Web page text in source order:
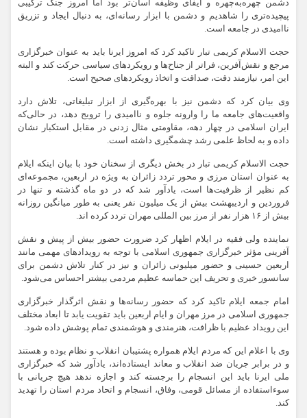
دشمن چهره‌به‌چهره و ایفای وظیفه آسان‌تر بود اما امروز جنگ ترکیبی
پیچیده‌تری را شاهدیم و دشمن با ابزار رسانه‌ای، به دنبال ایجاد و تزریق
ناامیدی در جامعه است.
حجت الاسلام کریمی تبار تاکید کرد که امروز ایرنا باید به عنوان خبرگزاری
مرجع و نقش‌آفرین، فراتر از جناح‌ها و رویکردهای سیاسی حرکت کند و البته
این امر، نیازمند دقت، صداقت و اتخاذ رویکردهای صحیح است.
وی بیان کرد که دشمن نیز با بهره‌گیری از ابزار تبلیغاتی، تلاش دارد
واقعیت‌های جامعه ما را وارونه جلوه و ناامیدی را ترویج دهد، در حالی‌که
ایران اسلامی در چهار دهه، مقاومتی مثال زدنی در مقابل استکبار نشان
داده و به لحاظ علمی رشد چشمگیری داشته است.
حجت الاسلام کریمی تبار در بخش دیگری از سخنان خود با بیان اینکه ایلام
به عنوان استان مرزی و محور تردد زائران به ویژه در اربعین، مجموعه‌ای
کم نظیر از ظرفیت‌ها است، یادآور شد که در دو ماه گذشته و تنها در
فروردین و اردیبهشت بیش از یک میلیون نفر یعنی به طور میانگین روزانه
بیش از ۱۶ هزار نفر از مرز بین المللی مهران تردد کرده اند.
نماینده ولی فقیه در ایلام اظهار کرد ضرورت حضور بیش از پیش و نقش
آفرینی مؤثر خبرگزاری جمهوری اسلامی با توجه به رویدادهای مهمی مانند
اربعین حسینی و حضور میلیونی زائران و نیز در کنار تلاش دشمن برای
سانسور خبری و تحریف این حماسه عظیم مردمی بیشتر احساس می‌شود.
امام جمعه ایلام تاکید کرد که حضور رسانه‌ها و نقش اثرگذار خبرگزاری
جمهوری اسلامی در مرز مهران و ایام اربعین باید تقویت یابد تا ابعاد مختلف
این رویداد عظیم با ظرافت، هنرمندی و هوشمندی تمام پوشش داده شود.
وی با اعلام این که مردم ایلام همواره پشتیبان انقلاب و نظام بوده و هستند
و در برابر جریان ضد انقلاب و معاند ایستاده‌اند، یادآور شد که خبرگزاری
ملی ایرنا باید این انسجام را برجسته کند و اجازه ندهد هیچ جریانی با
سوءاستفاده از مسائل قومی، وفاق، انسجام و اتحاد مردم استان را تهدید
کند.